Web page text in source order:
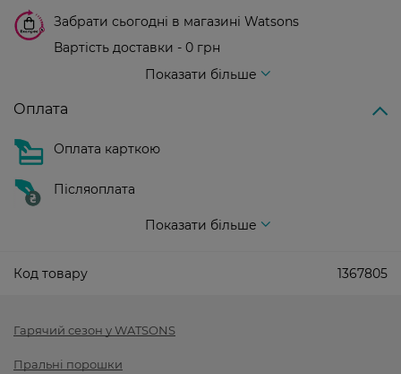
Забрати сьогодні в магазині Watsons
Вартість доставки - 0 грн
Показати більше
Оплата
Оплата карткою
Післяоплата
Показати більше
Код товару 1367805
Гарячий сезон у WATSONS
Пральні порошки